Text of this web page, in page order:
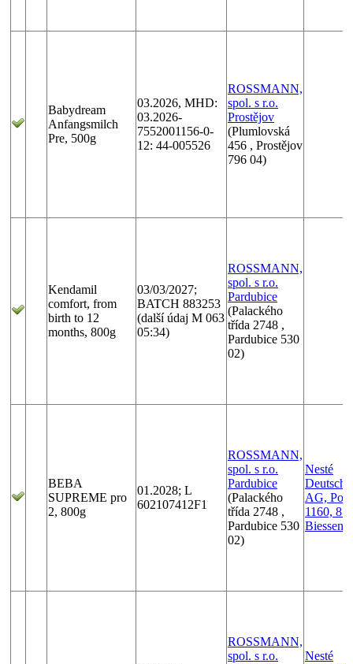
Babydream
Anfangsmilch
Pre, 500g
03.2026, MHD:
03.2026-
7552001156-0-
12: 44-005526
ROSSMANN,
spol. s r.o.
Prostějov
(Plumlovská
456 , Prostějov
796 04)
Kendamil
comfort, from
birth to 12
months, 800g
03/03/2027;
BATCH 883253
(další údaj M 063
05:34)
ROSSMANN,
spol. s r.o.
Pardubice
(Palackého
třída 2748 ,
Pardubice 530
02)
BEBA
SUPREME pro
2, 800g
01.2028; L
602107412F1
ROSSMANN,
spol. s r.o.
Pardubice
(Palackého
třída 2748 ,
Pardubice 530
02)
Nesté
AG,
1160,
ROSSMANN,
spol. s r.o.
Nesté